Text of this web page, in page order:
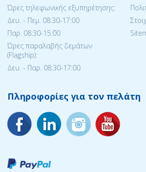
Ώρες τηλεφωνικής εξυπηρέτησης:
Δευ. - Πεμ. 08:30-17:00
Παρ. 08:30-15:΄00
Ώρες παραλαβής δεμάτων
(Flagship):
Δευ. - Παρ. 08:30-17:00
Πληροφορίες για τον πελάτη